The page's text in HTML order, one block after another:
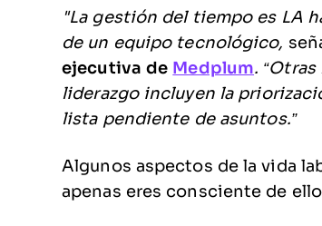
"La gestión del tiempo es LA
de un equipo tecnológico,
ejecutiva de Medplum.
liderazgo incluyen la
lista pendiente de asuntos.”
Algunos aspectos de la vida
apenas eres consciente de